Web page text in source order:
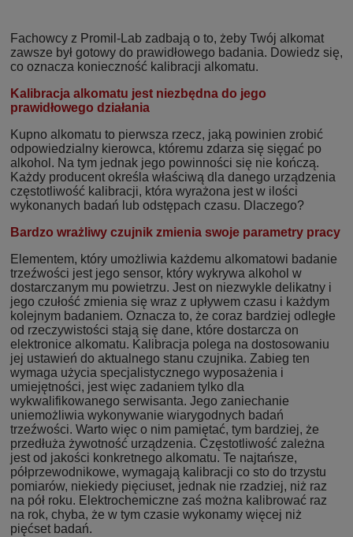
Fachowcy z Promil-Lab zadbają o to, żeby Twój alkomat
zawsze był gotowy do prawidłowego badania. Dowiedz się,
co oznacza konieczność kalibracji alkomatu.
Kalibracja alkomatu jest niezbędna do jego
prawidłowego działania
Kupno alkomatu to pierwsza rzecz, jaką powinien zrobić
odpowiedzialny kierowca, któremu zdarza się sięgać po
alkohol. Na tym jednak jego powinności się nie kończą.
Każdy producent określa właściwą dla danego urządzenia
częstotliwość kalibracji, która wyrażona jest w ilości
wykonanych badań lub odstępach czasu. Dlaczego?
Bardzo wrażliwy czujnik zmienia swoje parametry pracy
Elementem, który umożliwia każdemu alkomatowi badanie
trzeźwości jest jego sensor, który wykrywa alkohol w
dostarczanym mu powietrzu. Jest on niezwykle delikatny i
jego czułość zmienia się wraz z upływem czasu i każdym
kolejnym badaniem. Oznacza to, że coraz bardziej odległe
od rzeczywistości stają się dane, które dostarcza on
elektronice alkomatu. Kalibracja polega na dostosowaniu
jej ustawień do aktualnego stanu czujnika. Zabieg ten
wymaga użycia specjalistycznego wyposażenia i
umiejętności, jest więc zadaniem tylko dla
wykwalifikowanego serwisanta. Jego zaniechanie
uniemożliwia wykonywanie wiarygodnych badań
trzeźwości. Warto więc o nim pamiętać, tym bardziej, że
przedłuża żywotność urządzenia. Częstotliwość zależna
jest od jakości konkretnego alkomatu. Te najtańsze,
półprzewodnikowe, wymagają kalibracji co sto do trzystu
pomiarów, niekiedy pięciuset, jednak nie rzadziej, niż raz
na pół roku. Elektrochemiczne zaś można kalibrować raz
na rok, chyba, że w tym czasie wykonamy więcej niż
pięćset badań.